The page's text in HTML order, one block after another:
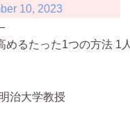
10, 2023
めるたった1つの方法 1
治大学教授